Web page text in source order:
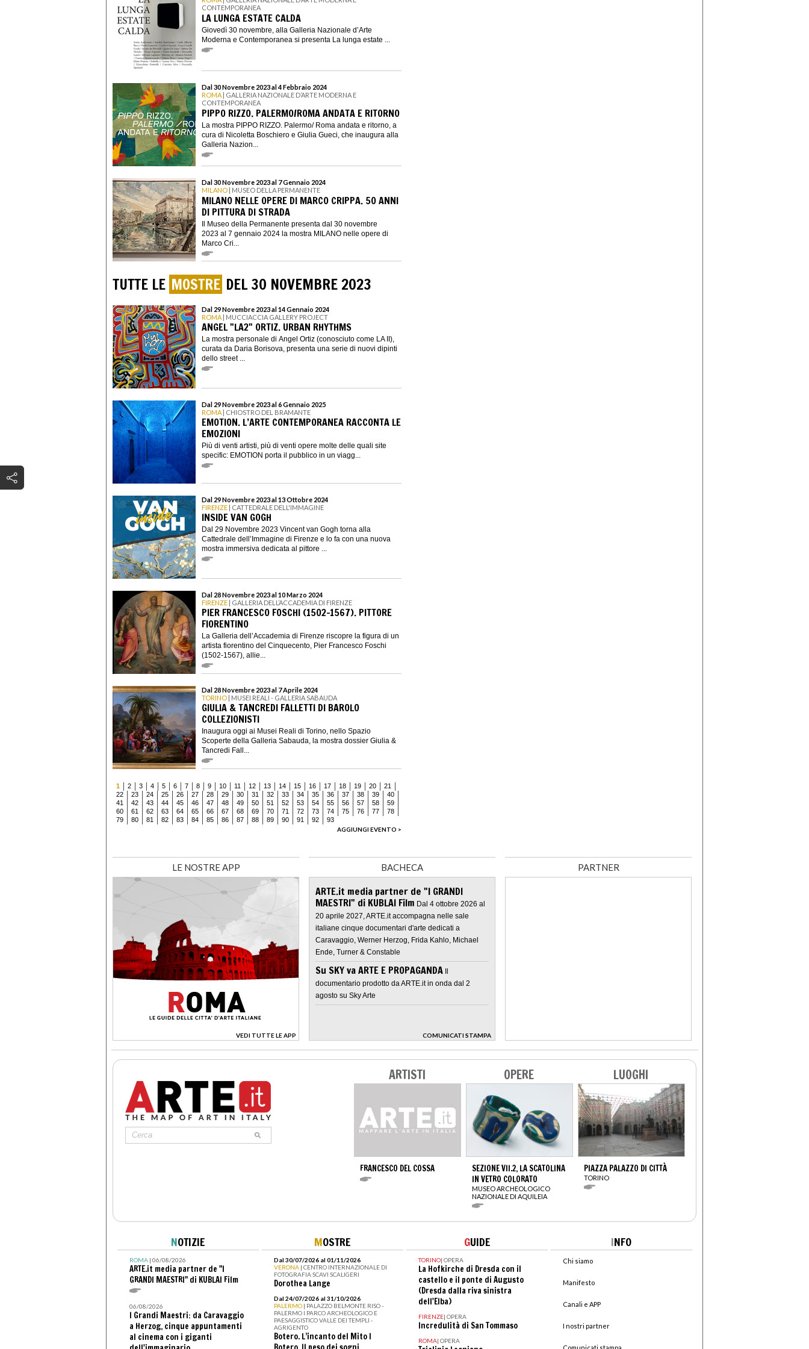
CONTEMPORANEA
LA LUNGA ESTATE CALDA
Giovedì 30 novembre, alla Galleria Nazionale d’Arte
Moderna e Contemporanea si presenta La lunga estate ...
Dal 30 Novembre 2023 al 4 Febbraio 2024
ROMA | GALLERIA NAZIONALE D’ARTE MODERNA E
CONTEMPORANEA
PIPPO RIZZO. PALERMO/ROMA ANDATA E RITORNO
La mostra PIPPO RIZZO. Palermo/ Roma andata e ritorno, a
cura di Nicoletta Boschiero e Giulia Gueci, che inaugura alla
Galleria Nazion...
Dal 30 Novembre 2023 al 7 Gennaio 2024
MILANO | MUSEO DELLA PERMANENTE
MILANO NELLE OPERE DI MARCO CRIPPA. 50 ANNI
DI PITTURA DI STRADA
Il Museo della Permanente presenta dal 30 novembre
2023 al 7 gennaio 2024 la mostra MILANO nelle opere di
Marco Cri...
TUTTE LE MOSTRE DEL 30 NOVEMBRE 2023
Dal 29 Novembre 2023 al 14 Gennaio 2024
ROMA | MUCCIACCIA GALLERY PROJECT
ANGEL "LA2" ORTIZ. URBAN RHYTHMS
La mostra personale di Angel Ortiz (conosciuto come LA II),
curata da Daria Borisova, presenta una serie di nuovi dipinti
dello street ...
Dal 29 Novembre 2023 al 6 Gennaio 2025
ROMA | CHIOSTRO DEL BRAMANTE
EMOTION. L’ARTE CONTEMPORANEA RACCONTA LE
EMOZIONI
Più di venti artisti, più di venti opere molte delle quali site
specific: EMOTION porta il pubblico in un viagg...
Dal 29 Novembre 2023 al 13 Ottobre 2024
FIRENZE | CATTEDRALE DELL'IMMAGINE
INSIDE VAN GOGH
Dal 29 Novembre 2023 Vincent van Gogh torna alla
Cattedrale dell’Immagine di Firenze e lo fa con una nuova
mostra immersiva dedicata al pittore ...
Dal 28 Novembre 2023 al 10 Marzo 2024
FIRENZE | GALLERIA DELL’ACCADEMIA DI FIRENZE
PIER FRANCESCO FOSCHI (1502-1567). PITTORE
FIORENTINO
La Galleria dell’Accademia di Firenze riscopre la figura di un
artista fiorentino del Cinquecento, Pier Francesco Foschi
(1502-1567), allie...
Dal 28 Novembre 2023 al 7 Aprile 2024
TORINO | MUSEI REALI - GALLERIA SABAUDA
GIULIA & TANCREDI FALLETTI DI BAROLO
COLLEZIONISTI
Inaugura oggi ai Musei Reali di Torino, nello Spazio
Scoperte della Galleria Sabauda, la mostra dossier Giulia &
Tancredi Fall...
1 2 3 4 5 6 7 8 9 10 11 12 13 14 15 16 17 18 19 20
21
22
23 24 25 26 27 28 29 30 31 32 33 34 35 36 37 38 39
40
41
42 43 44 45 46 47 48 49 50 51 52 53 54 55 56 57 58
59
60
61 62 63 64 65 66 67 68 69 70 71 72 73 74 75 76 77
78
79
80 81 82 83 84 85 86 87 88 89 90 91 92
93
AGGIUNGI EVENTO >
LE NOSTRE APP
VEDI TUTTE LE APP
>
BACHECA
ARTE.it media partner de "I GRANDI
MAESTRI" di KUBLAI Film Dal 4 ottobre 2026 al
20 aprile 2027, ARTE.it accompagna nelle sale
italiane cinque documentari d'arte dedicati a
Caravaggio, Werner Herzog, Frida Kahlo, Michael
Ende, Turner & Constable
Su SKY va ARTE E PROPAGANDA Il
documentario prodotto da ARTE.it in onda dal 2
agosto su Sky Arte
COMUNICATI STAMPA
>
PARTNER
ARTISTI
FRANCESCO DEL COSSA
OPERE
SEZIONE VII.2, LA SCATOLINA
IN VETRO COLORATO
MUSEO ARCHEOLOGICO
NAZIONALE DI AQUILEIA
LUOGHI
PIAZZA PALAZZO DI CITTÀ
TORINO
NOTIZIE
ROMA| 06/08/2026
ARTE.it media partner de "I
GRANDI MAESTRI" di KUBLAI Film
06/08/2026
I Grandi Maestri: da Caravaggio
a Herzog, cinque appuntamenti
al cinema con i giganti
MOSTRE
Dal 30/07/2026 al 01/11/2026
VERONA | CENTRO INTERNAZIONALE DI
FOTOGRAFIA SCAVI SCALIGERI
Dorothea Lange
Dal 24/07/2026 al 31/10/2026
PALERMO | PALAZZO BELMONTE RISO -
PALERMO I PARCO ARCHEOLOGICO E
PAESAGGISTICO VALLE DEI TEMPLI -
AGRIGENTO
Botero. L’incanto del Mito I
GUIDE
TORINO| OPERA
La Hofkirche di Dresda con il
castello e il ponte di Augusto
(Dresda dalla riva sinistra
dell'Elba)
FIRENZE| OPERA
Incredulità di San Tommaso
ROMA| OPERA
INFO
Chi siamo
Manifesto
Canali e APP
I nostri partner
Comunicati stampa